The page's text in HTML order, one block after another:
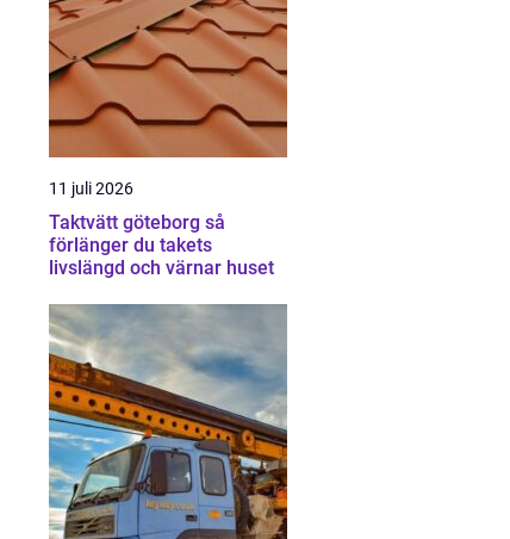
11 juli 2026
Taktvätt göteborg så
förlänger du takets
livslängd och värnar huset